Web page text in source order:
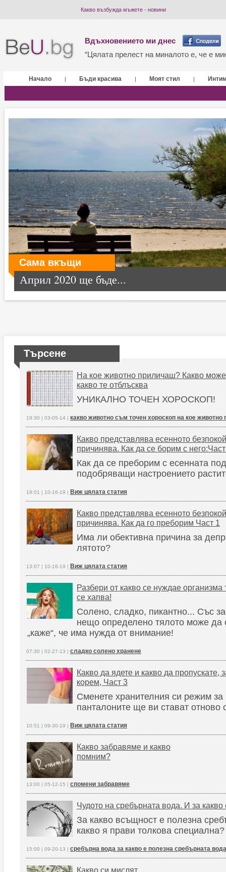
Какво възбужда мъжете - новини
Вдъхновението ми днес
“Цялата прелест на миналото е, че е
Начало | Бъди красива | Моят стил |
Сама вкъщи
Април 2020 ще бъде...
Търсене
На кое животно приличаш? Какво
какво те отблъсква
УНИКАЛНО ТОЧЕН ХОРОСКОП!
19:30 | 03-05-14 | какво животно съм точен хороскоп на кое животно
Какво представлява есенното
причинява. Как да се борим с
Как да се преборим с есенната
подобряващи настроението
19:01 | 10-16-19 | Виж цялата статия
Какво представлява есенното
причинява. Как да го преборим Част 1
Има ли обективна причина за
лятото?
13:07 | 10-16-19 | Виж цялата статия
Разбери от какво се нуждае организма
се хапва!
Солено, сладко, пикантно... Със
нещо определено тялото може да
„каже“, че има нужда от внимание!
07:30 | 02-27-13 | сладко солено хранене
Какво да ядете и какво да пропускате,
корем, Част 3
Сменете хранителния си режим за
панталоните ще ви стават отново
10:51 | 09-30-19 | Виж цялата статия
Какво забравяме и какво
помним?
13:00 | 05-12-15 | спомени забравяме
Чудото на сребърната вода. И за какво
За какво всъщност е полезна
какво я прави толкова специална?
15:00 | 09-20-13 | сребърна вода за какво е полезна сребърната вода
Какво си мислят